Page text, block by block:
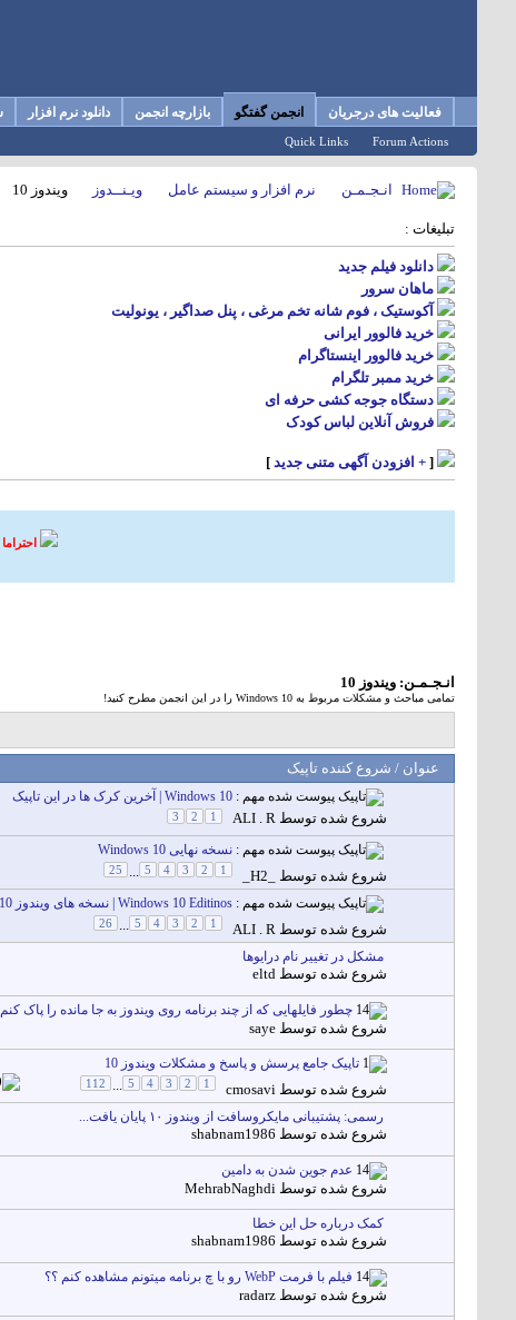
فعالیت های درجریان انجمن گفتگو
Forum Actions
Quick Links
بازارچه انجمن دانلود نرم افزار
انـجـمـن نرم افزار و سیستم عامل ویـنــدوز ویندوز 10
تبلیغات :
دانلود فیلم جدید
ماهان سرور
آکوستیک ، فوم شانه تخم مرغی ، پنل صداگیر ، یونولیت
خرید فالوور ایرانی
خرید فالوور اینستاگرام
خرید ممبر تلگرام
دستگاه جوجه کشی حرفه ای
فروش آنلاین لباس کودک
[ + افزودن آگهی متنی جدید ]
انـجـمـن: ویندوز 10
تمامی مباحث و مشکلات مربوط به Windows 10 را در این انجمن مطرح کنید!
عنوان / شروع کننده تاپيک
مهم : Windows 10 | آخرین کرک ها در این تاپیک
شروع شده توسط ALI . R
1
2
3
مهم : نسخه نهایی Windows 10
شروع شده توسط 1
2
3
4
5
25
مهم : Windows 10 Editinos | نسخه های ویندوز 10
شروع شده توسط ALI . R
1
2
3
4
5
26
مشکل در تغییر نام درایوها
شروع شده توسط eltd
چطور فایلهایی که از چند برنامه روی ویندوز به جا مانده را پاک
شروع شده توسط saye
تاپیک جامع پرسش و پاسخ و مشکلات ویندوز 10
شروع شده توسط cmosavi
1
2
3
4
5
112
رسمی: پشتیبانی مایکروسافت از ویندوز ۱۰ پایان یافت...
شروع شده توسط shabnam1986
عدم جوین شدن به دامین
شروع شده توسط MehrabNaghdi
کمک درباره حل این خطا
شروع شده توسط shabnam1986
فیلم با فرمت WebP رو با چ برنامه میتونم مشاهده کنم ؟؟
شروع شده توسط radarz